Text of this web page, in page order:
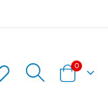
Warenkorb
0Artikel